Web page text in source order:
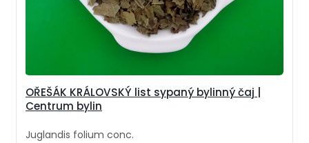
OŘEŠÁK KRÁLOVSKÝ list sypaný bylinný čaj |
Centrum bylin
Juglandis folium conc.